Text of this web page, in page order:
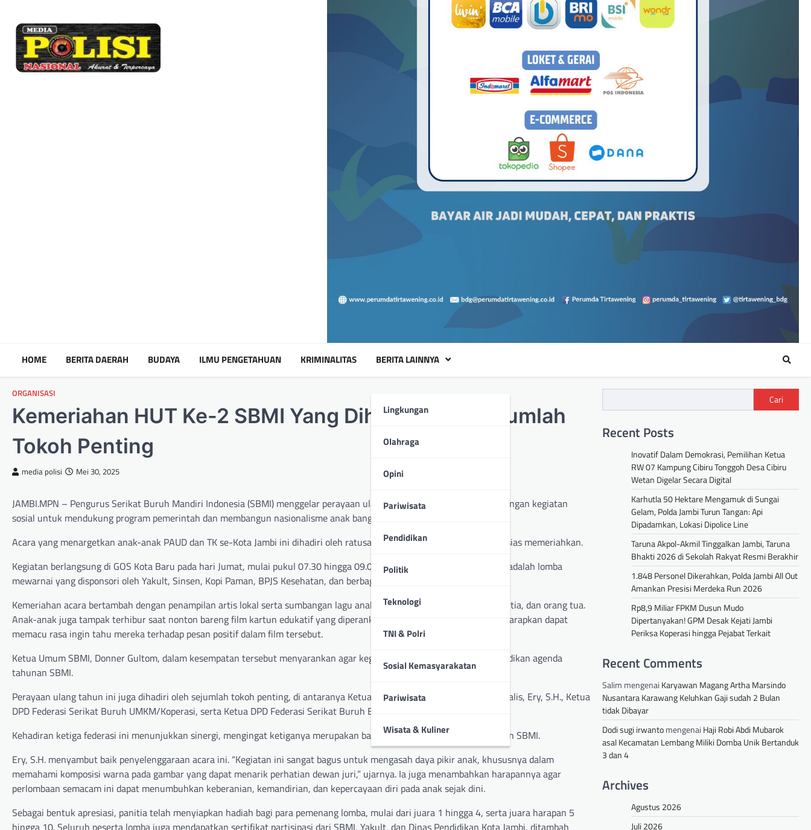
HOME BERITA DAERAH BUDAYA ILMU PENGETAHUAN KRIMINALITAS BERITA LAINNYA
Lingkungan
Olahraga
Opini
Pariwisata
Pendidikan
Politik
Teknologi
TNI & Polri
Sosial Kemasyarakatan
Pariwisata
Wisata & Kuliner
ORGANISASI
Kemeriahan HUT Ke-2 SBMI Yang Dihadiri Oleh Sejumlah
Tokoh Penting
media polisi Mei 30, 2025
JAMBI.MPN – Pengurus Serikat Buruh Mandiri Indonesia (SBMI) menggelar perayaan ulang tahun ke-2 yang dirangkai dengan kegiatan
sosial untuk mendukung program pemerintah dan membangun nasionalisme anak bangsa.
Acara yang menargetkan anak-anak PAUD dan TK se-Kota Jambi ini dihadiri oleh ratusan siswa dan orang tua yang antusias memeriahkan.
Kegiatan berlangsung di GOS Kota Baru pada hari Jumat, mulai pukul 07.30 hingga 09.00 WIB. Salah satu agenda utama adalah lomba
mewarnai yang disponsori oleh Yakult, Sinsen, Kopi Paman, BPJS Kesehatan, dan berbagai pihak lainnya.
Kemeriahan acara bertambah dengan penampilan artis lokal serta sumbangan lagu anak-anak dari perwakilan SBMI, panitia, dan orang tua.
Anak-anak juga tampak terhibur saat nonton bareng film kartun edukatif yang diperankan oleh karakter Yakult, yang diharapkan dapat
memacu rasa ingin tahu mereka terhadap pesan positif dalam film tersebut.
Ketua Umum SBMI, Donner Gultom, dalam kesempatan tersebut menyarankan agar kegiatan positif seperti ini dapat dijadikan agenda
tahunan SBMI.
Perayaan ulang tahun ini juga dihadiri oleh sejumlah tokoh penting, di antaranya Ketua DPD Federasi Serikat Buruh Jurnalis, Ery, S.H., Ketua
DPD Federasi Serikat Buruh UMKM/Koperasi, serta Ketua DPD Federasi Serikat Buruh Bongkar Muat Provinsi Jambi.
Kehadiran ketiga federasi ini menunjukkan sinergi, mengingat ketiganya merupakan bagian sektor yang berafiliasi dengan SBMI.
Ery, S.H. menyambut baik penyelenggaraan acara ini. “Kegiatan ini sangat bagus untuk mengasah daya pikir anak, khususnya dalam
memahami komposisi warna pada gambar yang dapat menarik perhatian dewan juri,” ujarnya. Ia juga menambahkan harapannya agar
perlombaan semacam ini dapat menumbuhkan keberanian, kemandirian, dan kepercayaan diri pada anak sejak dini.
Sebagai bentuk apresiasi, panitia telah menyiapkan hadiah bagi para pemenang lomba, mulai dari juara 1 hingga 4, serta juara harapan 5
Cari
Recent Posts
Inovatif Dalam Demokrasi, Pemilihan Ketua
RW 07 Kampung Cibiru Tonggoh Desa Cibiru
Wetan Digelar Secara Digital
Karhutla 50 Hektare Mengamuk di Sungai
Gelam, Polda Jambi Turun Tangan: Api
Dipadamkan, Lokasi Dipolice Line
Taruna Akpol-Akmil Tinggalkan Jambi, Taruna
Bhakti 2026 di Sekolah Rakyat Resmi Berakhir
1.848 Personel Dikerahkan, Polda Jambi All Out
Amankan Presisi Merdeka Run 2026
Rp8,9 Miliar FPKM Dusun Mudo
Dipertanyakan! GPM Desak Kejati Jambi
Periksa Koperasi hingga Pejabat Terkait
Recent Comments
Salim mengenai Karyawan Magang Artha Marsindo
Nusantara Karawang Keluhkan Gaji sudah 2 Bulan
tidak Dibayar
Dodi sugi irwantomengenai Haji Robi Abdi Mubarok
asal Kecamatan Lembang Miliki Domba Unik Bertanduk
3 dan 4
Archives
Agustus 2026
Juli 2026